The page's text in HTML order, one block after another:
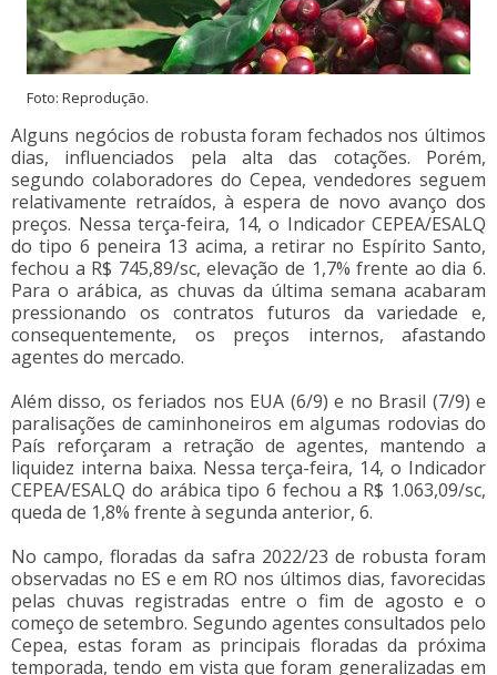
Foto: Reprodução.
Alguns negócios de robusta foram fechados nos últimos
dias, influenciados pela alta das cotações. Porém,
segundo colaboradores do Cepea, vendedores seguem
relativamente retraídos, à espera de novo avanço dos
preços. Nessa terça-feira, 14, o Indicador CEPEA/ESALQ
do tipo 6 peneira 13 acima, a retirar no Espírito Santo,
fechou a R$ 745,89/sc, elevação de 1,7% frente ao dia 6.
Para o arábica, as chuvas da última semana acabaram
pressionando os contratos futuros da variedade e,
consequentemente, os preços internos, afastando
agentes do mercado.
Além disso, os feriados nos EUA (6/9) e no Brasil (7/9) e
paralisações de caminhoneiros em algumas rodovias do
País reforçaram a retração de agentes, mantendo a
liquidez interna baixa. Nessa terça-feira, 14, o Indicador
CEPEA/ESALQ do arábica tipo 6 fechou a R$ 1.063,09/sc,
queda de 1,8% frente à segunda anterior, 6.
No campo, floradas da safra 2022/23 de robusta foram
observadas no ES e em RO nos últimos dias, favorecidas
pelas chuvas registradas entre o fim de agosto e o
começo de setembro. Segundo agentes consultados pelo
Cepea, estas foram as principais floradas da próxima
temporada, tendo em vista que foram generalizadas em